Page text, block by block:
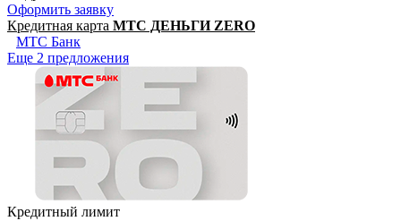
Оформить заявку
Кредитная карта МТС ДЕНЬГИ ZERO
МТС Банк
Еще 2 предложения
Кредитный лимит